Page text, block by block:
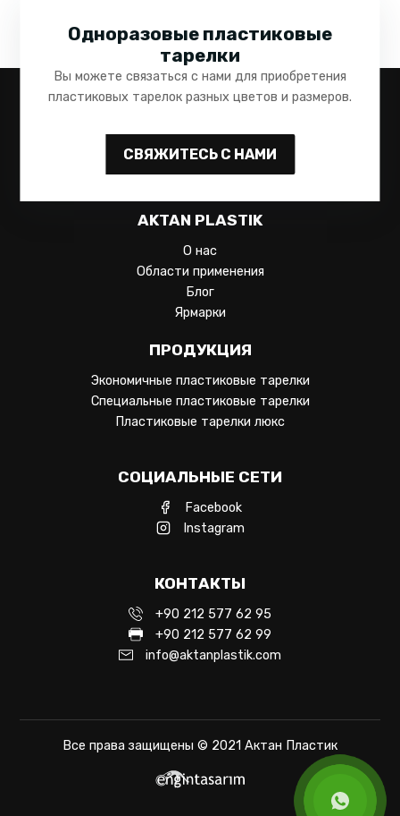
Одноразовые пластиковые
тарелки
Вы можете связаться с нами для приобретения
пластиковых тарелок разных цветов и размеров.
СВЯЖИТЕСЬ С НАМИ
AKTAN PLASTIK
О нас
Области применения
Блог
Ярмарки
ПРОДУКЦИЯ
Экономичные пластиковые тарелки
Специальные пластиковые тарелки
Пластиковые тарелки люкс
СОЦИАЛЬНЫЕ СЕТИ
Facebook
Instagram
КОНТАКТЫ
+90 212 577 62 95
+90 212 577 62 99
info@aktanplastik.com
Все права защищены © 2021 Актан Пластик